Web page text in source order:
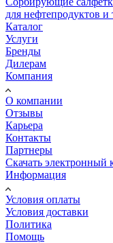
для нефтепродуктов
Каталог
Услуги
Бренды
Дилерам
Компания
О компании
Отзывы
Карьера
Контакты
Партнеры
Скачать электронный
Информация
Условия оплаты
Условия доставки
Политика
Помощь